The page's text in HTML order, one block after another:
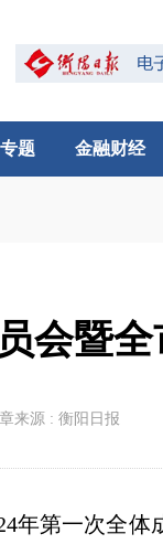
专题 金融财经
会暨
来源 : 衡阳日报
年第一次全